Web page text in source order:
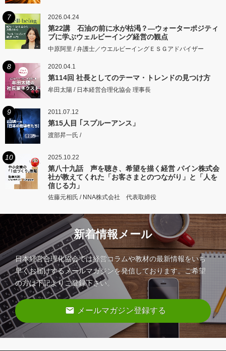
7 2026.04.24
第22講 石油の前に水が枯渇？―ウォーターポジティ
ブに学ぶウェルビーイング経営の観点
中原阿里 / 弁護士／ウエルビーイングＥＳＧアドバイザー
8 2020.04.1
第114回 社長としてのテーマ・トレンドの見つけ方
牟田太陽 / 日本経営合理化協会 理事長
9 2011.07.12
第15人目 ｢スプルーアンス」
渡部昇一氏 /
10 2025.10.22
第八十九話 声を聴き、希望を描く経営 パイン株式会
社が教えてくれた「お客さまとのつながり」と「人を
信じる力」
佐藤元相氏 / NNA株式会社 代表取締役
新着情報メール
日本経営合理化協会では経営コラムや教材の最新情報をいち
早くお届けするメールマガジンを発信しております。ご希望
の方は下記よりご登録下さい。
email メールマガジン登録する